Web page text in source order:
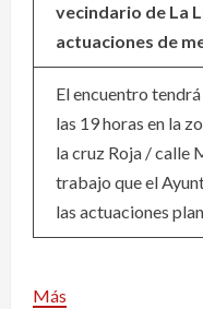
vecindario de La
actuaciones de
El encuentro
las 19 horas en la
la cruz Roja / calle
trabajo que el
las actuaciones
Más